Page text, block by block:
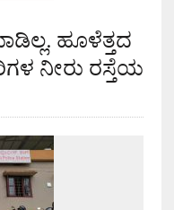
ಹೂಳೆತ್ತದ
ನೀರು ರಸ್ತೆಯ